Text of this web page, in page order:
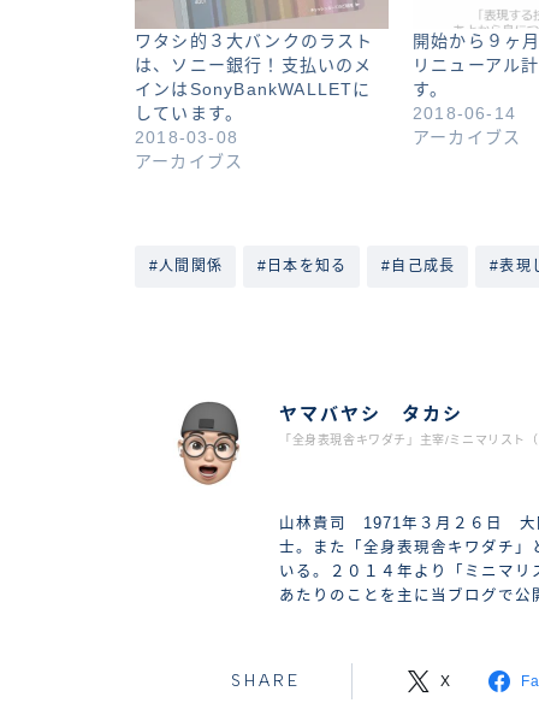
ワタシ的３大バンクのラスト
は、ソニー銀行！支払いのメ
インはSonyBankWALLETに
しています。
2018-03-08
アーカイブス
開始から９ヶ
リニューアル
す。
2018-06-14
アーカイブス
#人間関係 #日本を知る #自己成長 #表現
ヤマバヤシ タカシ
「全身表現舎キワダチ」主宰/ミニマリスト
山林貴司 1971年３月２６日 大
士。また「全身表現舎キワダチ
いる。２０１４年より「ミニマ
あたりのことを主に当ブログで公
SHARE X